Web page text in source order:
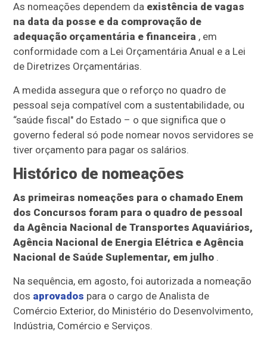
As nomeações dependem da existência de vagas
na data da posse e da comprovação de
adequação orçamentária e financeira , em
conformidade com a Lei Orçamentária Anual e a Lei
de Diretrizes Orçamentárias.
A medida assegura que o reforço no quadro de
pessoal seja compatível com a sustentabilidade, ou
“saúde fiscal" do Estado – o que significa que o
governo federal só pode nomear novos servidores se
tiver orçamento para pagar os salários.
Histórico de nomeações
As primeiras nomeações para o chamado Enem
dos Concursos foram para o quadro de pessoal
da Agência Nacional de Transportes Aquaviários,
Agência Nacional de Energia Elétrica e Agência
Nacional de Saúde Suplementar, em julho .
Na sequência, em agosto, foi autorizada a nomeação
dos aprovados para o cargo de Analista de
Comércio Exterior, do Ministério do Desenvolvimento,
Indústria, Comércio e Serviços.